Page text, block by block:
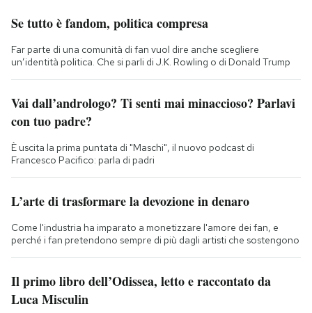
Se tutto è fandom, politica compresa
Far parte di una comunità di fan vuol dire anche scegliere
un’identità politica. Che si parli di J.K. Rowling o di Donald Trump
Vai dall’andrologo? Ti senti mai minaccioso? Parlavi
con tuo padre?
È uscita la prima puntata di "Maschi", il nuovo podcast di
Francesco Pacifico: parla di padri
L’arte di trasformare la devozione in denaro
Come l'industria ha imparato a monetizzare l'amore dei fan, e
perché i fan pretendono sempre di più dagli artisti che sostengono
Il primo libro dell’Odissea, letto e raccontato da
Luca Misculin